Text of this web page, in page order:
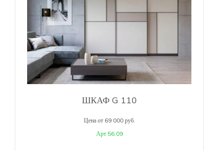
ШКАФ G 110
Цена от 69 000 руб.
Арт 56.09